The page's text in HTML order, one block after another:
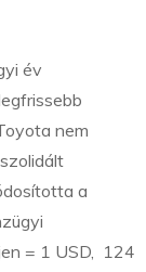
év
nem
a
= 1 USD, 124